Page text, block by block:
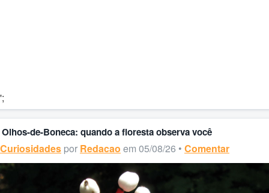
';
Olhos-de-Boneca: quando a floresta observa você
Curiosidades por Redacao em 05/08/26 • Comentar